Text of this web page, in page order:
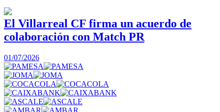
El Villarreal CF firma un acuerdo de
colaboración con Match PR
01/07/2026